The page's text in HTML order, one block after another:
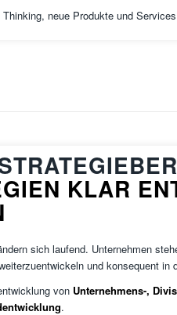
neue Produkte und Services
KLAR
sich laufend. Unternehmen
und konsequent in
von Unternehmens-,
.